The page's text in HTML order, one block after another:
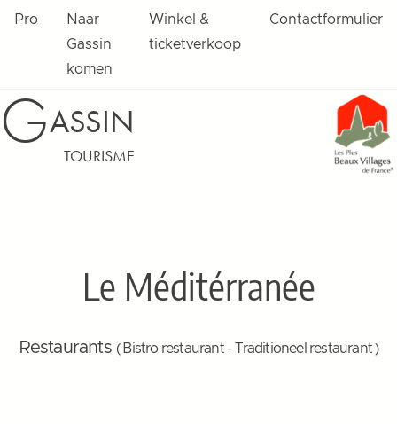
Pro
Naar
Gassin
komen
Winkel &
ticketverkoop
Contactformulier
GASSIN
TOURISME
Le Méditérranée
Restaurants ( Bistro restaurant - Traditioneel restaurant )